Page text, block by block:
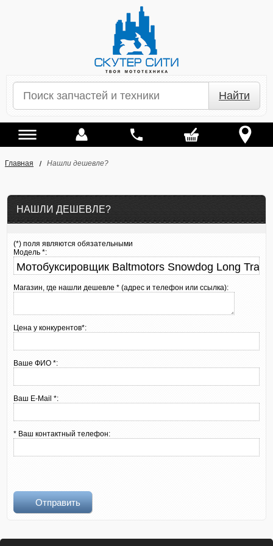
Найти
Главная Нашли дешевле?
НАШЛИ ДЕШЕВЛЕ?
(*) поля являются обязательными
Модель *:
Магазин, где нашли дешевле * (адрес и телефон или ссылка):
Цена у конкурентов*:
Ваше ФИО *:
Ваш E-Mail *:
* Ваш контактный телефон:
Отправить